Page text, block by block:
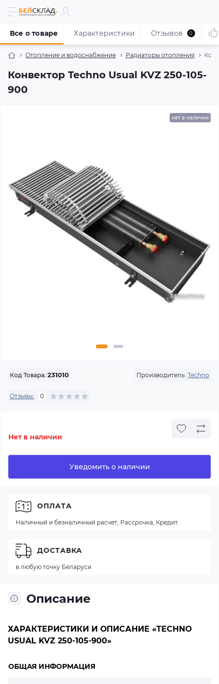
Отопление и водоснабжение Радиаторы отопления
Конвектор Techno Usual KVZ 250-105-
900
Все о товаре Характеристики Отзывов 0
нет в наличии
Код Товара: 231010 Производитель: Techno
Отзывы: 0
Нет в наличии
Уведомить о наличии
Описание
ХАРАКТЕРИСТИКИ И ОПИСАНИЕ «TECHNO
USUAL KVZ 250-105-900»
ОБЩАЯ ИНФОРМАЦИЯ
ОПЛАТА
Наличный и безналичный расчет, Рассрочка, Кредит
ДОСТАВКА
в любую точку Беларуси